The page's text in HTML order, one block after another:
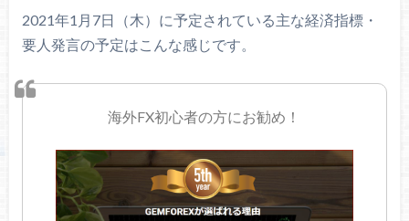
2021年1月7日（木）に予定されている主な経済指標・
要人発言の予定はこんな感じです。
海外FX初心者の方にお勧め！